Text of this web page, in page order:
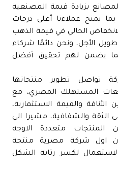
بزيادة قيمة المصنعية
يمنح عملاءنا أعلى درجات
الحالي في قيمة الذهب
الأجل، ونحن دائمًا شركاء
بما يضمن لهم تحقيق أفضل
تواصل تطوير منتجاتها
المستهلك المصري، مع
الأناقة والقيمة الاستثمارية،
الثقة والشفافية، مشيرا الي
متعددة الاوجه
اول شركة مصرية منتجة
لكسر رتابة الشكل